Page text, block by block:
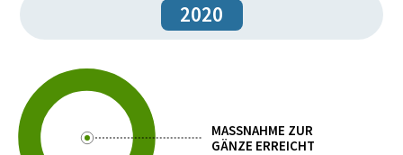
2020
MASSNAHME ZUR
GÄNZE ERREICHT